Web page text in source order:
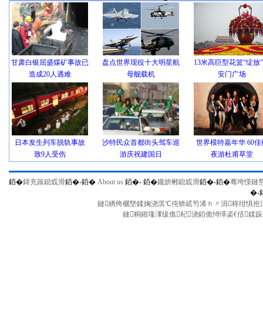
甘肃白银屈盛煤矿事故已
造成20人遇难
盘点世界现役十大明星航
母舰载机
13米高巨型花篮“绽放
安门广场
日本发生列车脱轨事故
致9人受伤
沙特民众首都街头驾车巡
游庆祝建国日
世界模特嘉年华 60佳
夜游杜甫草堂
銆�鍏充簬鎴戜滑銆�-銆� About us 銆�- 銆�鑱旂郴鎴戜滑銆�-銆�骞垮憡鏈
�-
鏈綉绔欐墍鍒婅浇淇℃伅锛屼笉浠ｈ〃涓柊绀惧
鏈粡鎺堟潈绂佹杞浇銆佹憳缂栥€佸鍒